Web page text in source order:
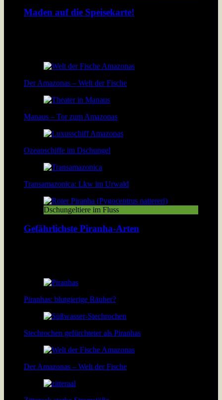
Maden auf die Speisekarte!
Der Amazonas – Welt der Fische
Manaus – Tor zum Amazonas
Ozeanschiffe im Dschungel
Transamazonica: Lkw im Urwald
Dschungeltiere im Fluss
Gefährlichste Piranha-Arten
Piranhas: blutgierige Räuber?
Stechrochen gefürchteter als Piranhas
Der Amazonas – Welt der Fische